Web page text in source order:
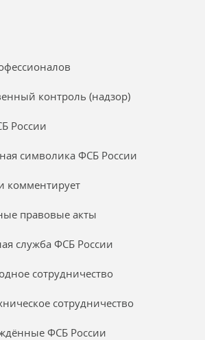
контроль (надзор)
России
символика ФСБ России
комментирует
правовые акты
служба ФСБ России
сотрудничество
сотрудничество
ФСБ России